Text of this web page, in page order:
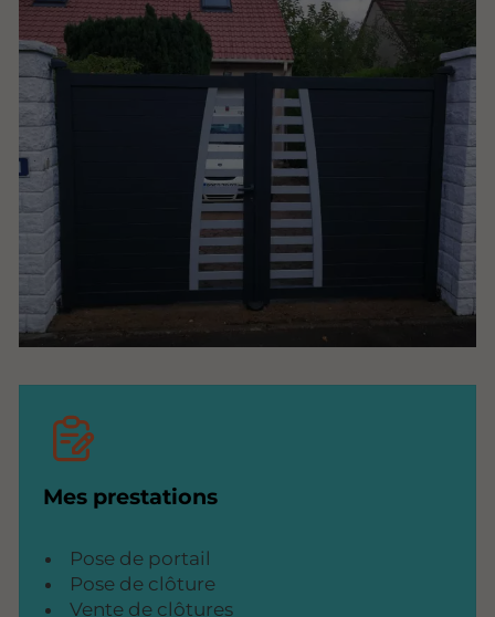
Mes prestations
Pose de portail
Pose de clôture
Vente de clôtures